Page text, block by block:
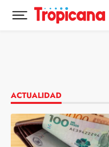
Desplegar menú principal
ACTUALIDAD